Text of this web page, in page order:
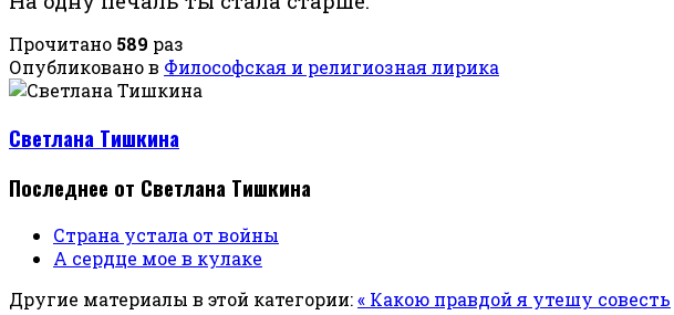
Прочитано 589 раз
Опубликовано в Философская и религиозная лирика
Светлана Тишкина
Последнее от Светлана Тишкина
Страна устала от войны
А сердце мое в кулаке
Другие материалы в этой категории:« Какою правдой я утешу совесть